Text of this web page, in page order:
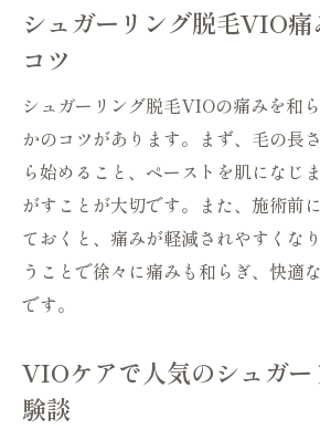
シュガーリング脱毛VIO痛
コツ
シュガーリング脱毛VIOの痛みを和
かのコツがあります。まず、毛の長
ら始めること、ペーストを肌になじ
がすことが大切です。また、施術前
ておくと、痛みが軽減されやすくな
うことで徐々に痛みも和らぎ、快適
です。
VIOケアで人気のシュガ
験談